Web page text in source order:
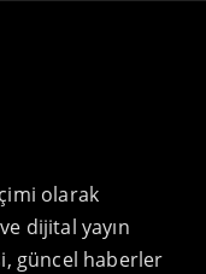
olarak
dijital yayın
güncel haberler